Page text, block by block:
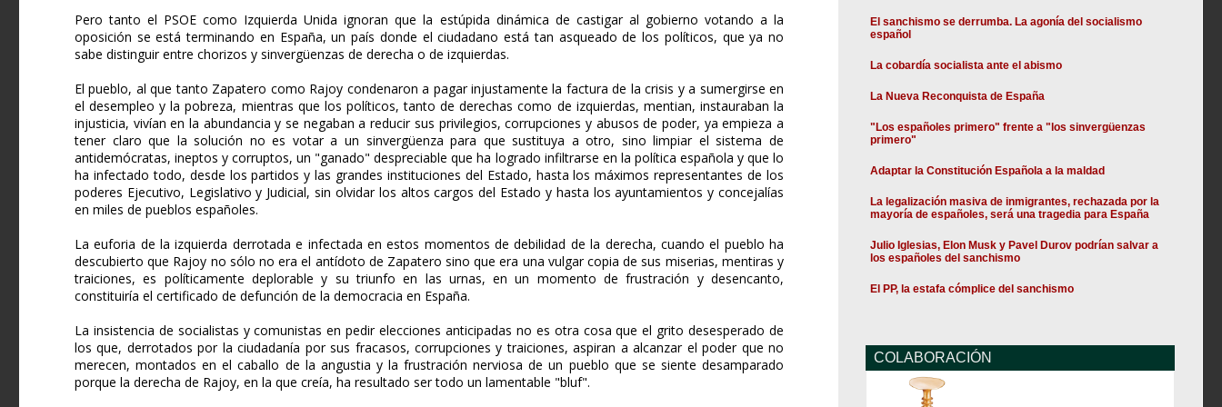
Pero tanto el PSOE como Izquierda Unida ignoran que la estúpida dinámica de castigar al gobierno votando a la
oposición se está terminando en España, un país donde el ciudadano está tan asqueado de los políticos, que ya no
sabe distinguir entre chorizos y sinvergüenzas de derecha o de izquierdas.
El pueblo, al que tanto Zapatero como Rajoy condenaron a pagar injustamente la factura de la crisis y a sumergirse en
el desempleo y la pobreza, mientras que los políticos, tanto de derechas como de izquierdas, mentian, instauraban la
injusticia, vivían en la abundancia y se negaban a reducir sus privilegios, corrupciones y abusos de poder, ya empieza a
tener claro que la solución no es votar a un sinvergüenza para que sustituya a otro, sino limpiar el sistema de
antidemócratas, ineptos y corruptos, un "ganado" despreciable que ha logrado infiltrarse en la política española y que lo
ha infectado todo, desde los partidos y las grandes instituciones del Estado, hasta los máximos representantes de los
poderes Ejecutivo, Legislativo y Judicial, sin olvidar los altos cargos del Estado y hasta los ayuntamientos y concejalías
en miles de pueblos españoles.
La euforia de la izquierda derrotada e infectada en estos momentos de debilidad de la derecha, cuando el pueblo ha
descubierto que Rajoy no sólo no era el antídoto de Zapatero sino que era una vulgar copia de sus miserias, mentiras y
traiciones, es políticamente deplorable y su triunfo en las urnas, en un momento de frustración y desencanto,
constituiría el certificado de defunción de la democracia en España.
La insistencia de socialistas y comunistas en pedir elecciones anticipadas no es otra cosa que el grito desesperado de
los que, derrotados por la ciudadanía por sus fracasos, corrupciones y traiciones, aspiran a alcanzar el poder que no
merecen, montados en el caballo de la angustia y la frustración nerviosa de un pueblo que se siente desamparado
porque la derecha de Rajoy, en la que creía, ha resultado ser todo un lamentable "bluf".
El sanchismo se derrumba. La agonía del socialismo
español
La cobardía socialista ante el abismo
La Nueva Reconquista de España
"Los españoles primero" frente a "los sinvergüenzas
primero"
Adaptar la Constitución Española a la maldad
La legalización masiva de inmigrantes, rechazada por la
mayoría de españoles, será una tragedia para España
Julio Iglesias, Elon Musk y Pavel Durov podrían salvar a
los españoles del sanchismo
El PP, la estafa cómplice del sanchismo
COLABORACIÓN